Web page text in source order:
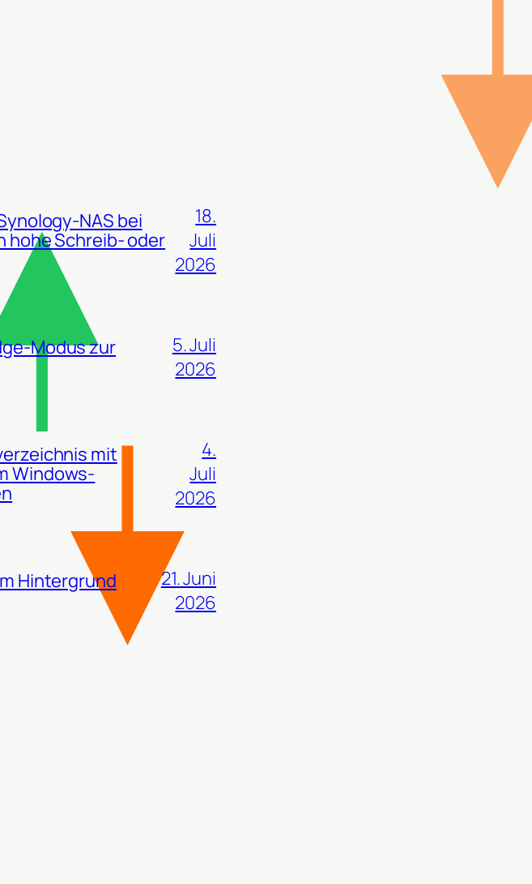
NAS bei
hohe Schreib- oder
18.
Juli
2026
Modus zur
5. Juli
2026
mit
Windows-
4.
Juli
2026
Hintergrund
21. Juni
2026